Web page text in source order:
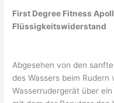
First Degree Fitness
Flüssigkeitswiderstand
Abgesehen von den
des Wassers beim
Wasserrudergerät über